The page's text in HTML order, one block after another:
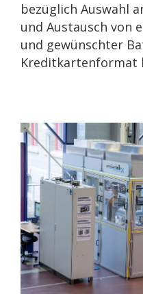
bezüglich Auswahl
und Austausch von
und gewünschter
Kreditkartenformat